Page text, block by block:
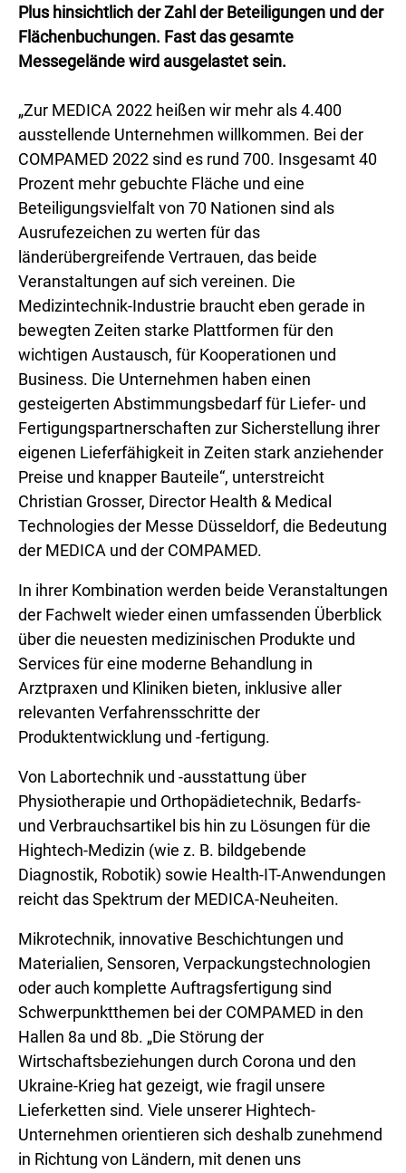
Plus hinsichtlich der Zahl der Beteiligungen und der
Flächenbuchungen. Fast das gesamte
Messegelände wird ausgelastet sein.
„Zur MEDICA 2022 heißen wir mehr als 4.400
ausstellende Unternehmen willkommen. Bei der
COMPAMED 2022 sind es rund 700. Insgesamt 40
Prozent mehr gebuchte Fläche und eine
Beteiligungsvielfalt von 70 Nationen sind als
Ausrufezeichen zu werten für das
länderübergreifende Vertrauen, das beide
Veranstaltungen auf sich vereinen. Die
Medizintechnik-Industrie braucht eben gerade in
bewegten Zeiten starke Plattformen für den
wichtigen Austausch, für Kooperationen und
Business. Die Unternehmen haben einen
gesteigerten Abstimmungsbedarf für Liefer- und
Fertigungspartnerschaften zur Sicherstellung ihrer
eigenen Lieferfähigkeit in Zeiten stark anziehender
Preise und knapper Bauteile“, unterstreicht
Christian Grosser, Director Health & Medical
Technologies der Messe Düsseldorf, die Bedeutung
der MEDICA und der COMPAMED.
In ihrer Kombination werden beide Veranstaltungen
der Fachwelt wieder einen umfassenden Überblick
über die neuesten medizinischen Produkte und
Services für eine moderne Behandlung in
Arztpraxen und Kliniken bieten, inklusive aller
relevanten Verfahrensschritte der
Produktentwicklung und -fertigung.
Von Labortechnik und -ausstattung über
Physiotherapie und Orthopädietechnik, Bedarfs-
und Verbrauchsartikel bis hin zu Lösungen für die
Hightech-Medizin (wie z. B. bildgebende
Diagnostik, Robotik) sowie Health-IT-Anwendungen
reicht das Spektrum der MEDICA-Neuheiten.
Mikrotechnik, innovative Beschichtungen und
Materialien, Sensoren, Verpackungstechnologien
oder auch komplette Auftragsfertigung sind
Schwerpunktthemen bei der COMPAMED in den
Hallen 8a und 8b. „Die Störung der
Wirtschaftsbeziehungen durch Corona und den
Ukraine-Krieg hat gezeigt, wie fragil unsere
Lieferketten sind. Viele unserer Hightech-
Unternehmen orientieren sich deshalb zunehmend
in Richtung von Ländern, mit denen uns